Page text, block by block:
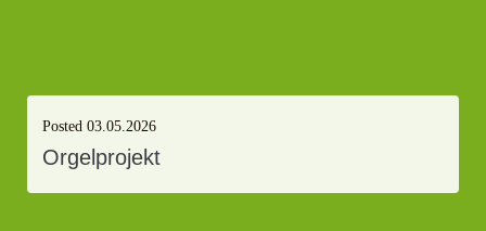
Posted 03.05.2026
Orgelprojekt